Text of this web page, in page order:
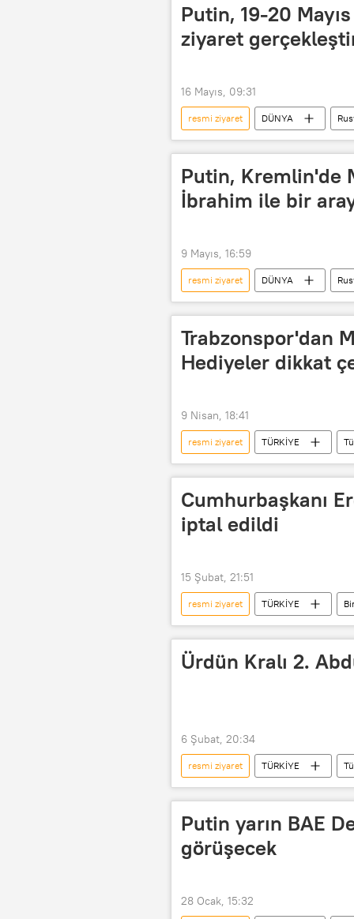
Putin, 19-20
ziyaret
16 Mayıs, 09:31
resmi ziyaret DÜNYA
Şi Cinping
Haberler
Putin, Kremlin'de
İbrahim ile bir
9 Mayıs, 16:59
resmi ziyaret DÜNYA
Tunku İsmail Sultan İbrahim
Trabzonspor'dan
Hediyeler dikkat
9 Nisan, 18:41
resmi ziyaret TÜRKİYE
MHP
Ertuğrul Doğan
Cumhurbaşkanı
iptal edildi
15 Şubat, 21:51
resmi ziyaret TÜRKİYE
Recep Tayyip Erdoğan
Ürdün Kralı 2.
6 Şubat, 20:34
resmi ziyaret TÜRKİYE
Ürdün Kralı Abdullah
Ziyaret
Putin yarın BAE
görüşecek
28 Ocak, 15:32